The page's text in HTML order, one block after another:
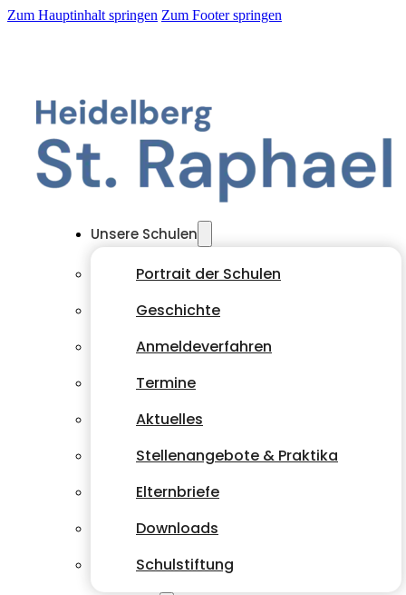
Zum Hauptinhalt springen Zum Footer springen
Unsere Schulen
Portrait der Schulen
Geschichte
Anmeldeverfahren
Termine
Aktuelles
Stellenangebote & Praktika
Elternbriefe
Downloads
Schulstiftung